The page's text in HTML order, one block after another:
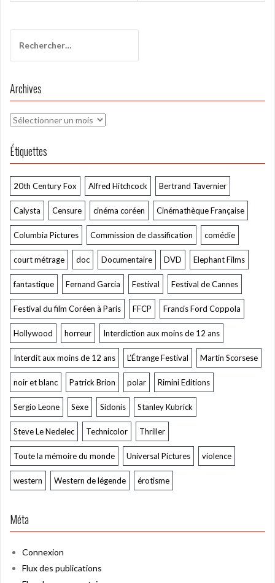
Archives
Archives
Étiquettes
20th Century Fox Alfred Hitchcock Bertrand Tavernier
Calysta Censure cinéma coréen Cinémathèque Française
Columbia Pictures Commission de classification comédie
court métrage doc Documentaire DVD Elephant Films
fantastique Fernand Garcia Festival Festival de Cannes
Festival du film Coréen à Paris FFCP Francis Ford Coppola
Hollywood horreur Interdiction aux moins de 12 ans
Interdit aux moins de 12 ans L’Étrange Festival Martin Scorsese
noir et blanc Patrick Brion polar Rimini Editions
Sergio Leone Sexe Sidonis Stanley Kubrick
Steve Le Nedelec Technicolor Thriller
Toute la mémoire du monde Universal Pictures violence
western Western de légende érotisme
Méta
Connexion
Flux des publications